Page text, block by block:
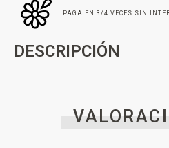
PAGA EN 3/4 VECES SIN
DESCRIPCIÓN